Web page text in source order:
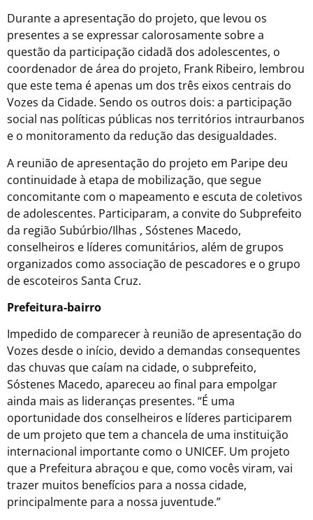
Durante a apresentação do projeto, que levou os
presentes a se expressar calorosamente sobre a
questão da participação cidadã dos adolescentes, o
coordenador de área do projeto, Frank Ribeiro, lembrou
que este tema é apenas um dos três eixos centrais do
Vozes da Cidade. Sendo os outros dois: a participação
social nas políticas públicas nos territórios intraurbanos
e o monitoramento da redução das desigualdades.
A reunião de apresentação do projeto em Paripe deu
continuidade à etapa de mobilização, que segue
concomitante com o mapeamento e escuta de coletivos
de adolescentes. Participaram, a convite do Subprefeito
da região Subúrbio/Ilhas , Sóstenes Macedo,
conselheiros e líderes comunitários, além de grupos
organizados como associação de pescadores e o grupo
de escoteiros Santa Cruz.
Prefeitura-bairro
Impedido de comparecer à reunião de apresentação do
Vozes desde o início, devido a demandas consequentes
das chuvas que caíam na cidade, o subprefeito,
Sóstenes Macedo, apareceu ao final para empolgar
ainda mais as lideranças presentes. “É uma
oportunidade dos conselheiros e líderes participarem
de um projeto que tem a chancela de uma instituição
internacional importante como o UNICEF. Um projeto
que a Prefeitura abraçou e que, como vocês viram, vai
trazer muitos benefícios para a nossa cidade,
principalmente para a nossa juventude.”